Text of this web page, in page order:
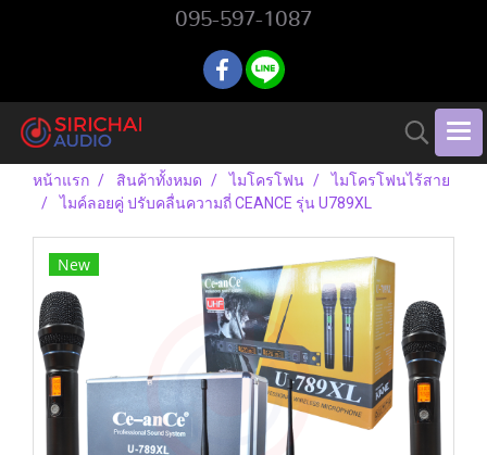
095-597-1087
หน้าแรก สินค้าทั้งหมด ไมโครโฟน
ไมโครโฟนไร้สาย
ไมค์ลอยคู่ ปรับคลื่นความถี่ CEANCE รุ่น U789XL
New